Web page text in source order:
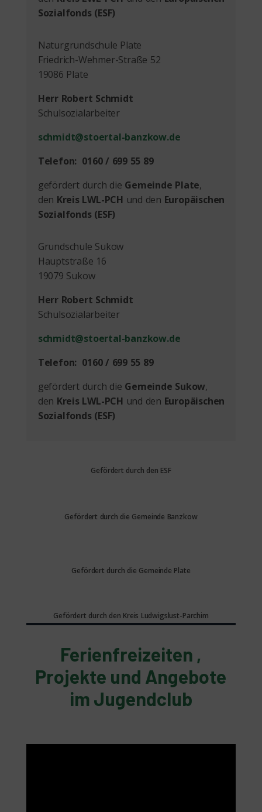
Sozialfonds (ESF)
Naturgrundschule Plate
Friedrich-Wehmer-Straße 52
19086 Plate
Herr Robert Schmidt
Schulsozialarbeiter
schmidt@stoertal-banzkow.de
Telefon: 0160 / 699 55 89
gefördert durch die Gemeinde Plate,
den Kreis LWL-PCH und den Europäischen
Sozialfonds (ESF)
Grundschule Sukow
Hauptstraße 16
19079 Sukow
Herr Robert Schmidt
Schulsozialarbeiter
schmidt@stoertal-banzkow.de
Telefon: 0160 / 699 55 89
gefördert durch die Gemeinde Sukow,
den Kreis LWL-PCH und den Europäischen
Sozialfonds (ESF)
Gefördert durch den ESF
Gefördert durch die Gemeinde Banzkow
Gefördert durch die Gemeinde Plate
Gefördert durch den Kreis Ludwigslust-Parchim
Ferienfreizeiten ,
Projekte und Angebote
im Jugendclub